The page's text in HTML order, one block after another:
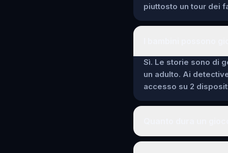
piuttosto un tour dei
Sì. Le storie sono di
un adulto. Ai
accesso su 2